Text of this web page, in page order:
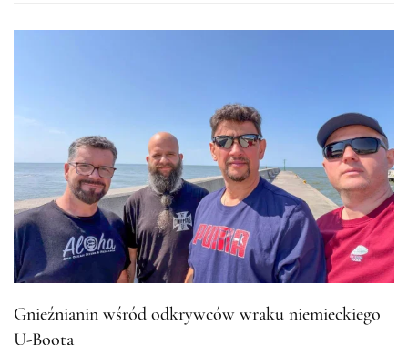
Gnieźnianin wśród odkrywców wraku niemieckiego
U-Boota